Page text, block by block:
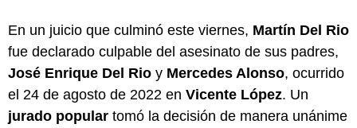
En un juicio que culminó este viernes, Martín Del Rio
fue declarado culpable del asesinato de sus padres,
José Enrique Del Rio y Mercedes Alonso, ocurrido
el 24 de agosto de 2022 en Vicente López. Un
jurado popular tomó la decisión de manera unánime